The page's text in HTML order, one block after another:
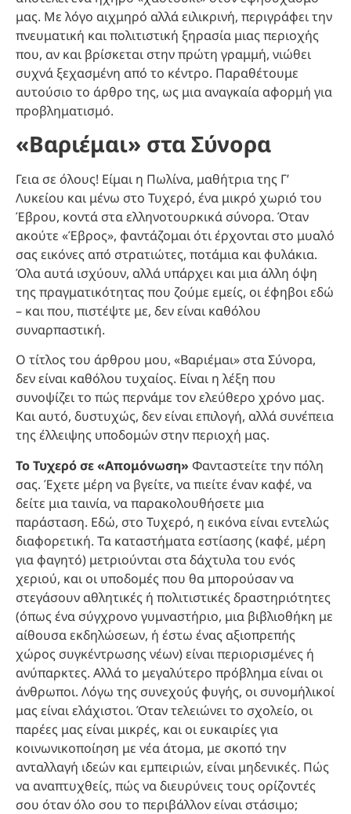
μας. Με λόγο αιχμηρό αλλά ειλικρινή, περιγράφει την
πνευματική και πολιτιστική ξηρασία μιας περιοχής
που, αν και βρίσκεται στην πρώτη γραμμή, νιώθει
συχνά ξεχασμένη από το κέντρο. Παραθέτουμε
αυτούσιο το άρθρο της, ως μια αναγκαία αφορμή για
προβληματισμό.
«Βαριέμαι» στα Σύνορα
Γεια σε όλους! Είμαι η Πωλίνα, μαθήτρια της Γ’
Λυκείου και μένω στο Τυχερό, ένα μικρό χωριό του
Έβρου, κοντά στα ελληνοτουρκικά σύνορα. Όταν
ακούτε «Έβρος», φαντάζομαι ότι έρχονται στο μυαλό
σας εικόνες από στρατιώτες, ποτάμια και φυλάκια.
Όλα αυτά ισχύουν, αλλά υπάρχει και μια άλλη όψη
της πραγματικότητας που ζούμε εμείς, οι έφηβοι εδώ
– και που, πιστέψτε με, δεν είναι καθόλου
συναρπαστική.
Ο τίτλος του άρθρου μου, «Βαριέμαι» στα Σύνορα,
δεν είναι καθόλου τυχαίος. Είναι η λέξη που
συνοψίζει το πώς περνάμε τον ελεύθερο χρόνο μας.
Και αυτό, δυστυχώς, δεν είναι επιλογή, αλλά συνέπεια
της έλλειψης υποδομών στην περιοχή μας.
Το Τυχερό σε «Απομόνωση» Φανταστείτε την πόλη
σας. Έχετε μέρη να βγείτε, να πιείτε έναν καφέ, να
δείτε μια ταινία, να παρακολουθήσετε μια
παράσταση. Εδώ, στο Τυχερό, η εικόνα είναι εντελώς
διαφορετική. Τα καταστήματα εστίασης (καφέ, μέρη
για φαγητό) μετριούνται στα δάχτυλα του ενός
χεριού, και οι υποδομές που θα μπορούσαν να
στεγάσουν αθλητικές ή πολιτιστικές δραστηριότητες
(όπως ένα σύγχρονο γυμναστήριο, μια βιβλιοθήκη με
αίθουσα εκδηλώσεων, ή έστω ένας αξιοπρεπής
χώρος συγκέντρωσης νέων) είναι περιορισμένες ή
ανύπαρκτες. Αλλά το μεγαλύτερο πρόβλημα είναι οι
άνθρωποι. Λόγω της συνεχούς φυγής, οι συνομήλικοί
μας είναι ελάχιστοι. Όταν τελειώνει το σχολείο, οι
παρέες μας είναι μικρές, και οι ευκαιρίες για
κοινωνικοποίηση με νέα άτομα, με σκοπό την
ανταλλαγή ιδεών και εμπειριών, είναι μηδενικές. Πώς
να αναπτυχθείς, πώς να διευρύνεις τους ορίζοντές
σου όταν όλο σου το περιβάλλον είναι στάσιμο;